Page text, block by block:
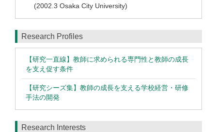
(2002.3 Osaka City University)
Research Profiles
【研究一直線】教師に求められる専門性と教師の成長
を支え促す条件
【研究シーズ集】教師の成長を支える学校経営・研修
手法の開発
Research Interests